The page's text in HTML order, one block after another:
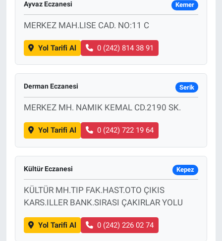
Ayvaz Eczanesi Kemer
MERKEZ MAH.LISE CAD. NO:11 C
Yol Tarifi Al 0 (242) 814 38 91
Derman Eczanesi Serik
MERKEZ MH. NAMIK KEMAL CD.2190 SK.
Yol Tarifi Al 0 (242) 722 19 64
Kültür Eczanesi Kepez
KÜLTÜR MH.TIP FAK.HAST.OTO ÇIKIS
KARS.ILLER BANK.SIRASI ÇAKIRLAR YOLU
Yol Tarifi Al 0 (242) 226 02 74